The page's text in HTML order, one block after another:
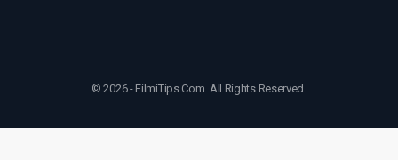
© 2026 - FilmiTips.Com. All Rights Reserved.